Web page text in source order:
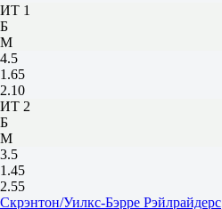
ИТ 1
Б
М
4.5
1.65
2.10
ИТ 2
Б
М
3.5
1.45
2.55
Скрэнтон/Уилкс-Бэрре Рэйлрайдерс